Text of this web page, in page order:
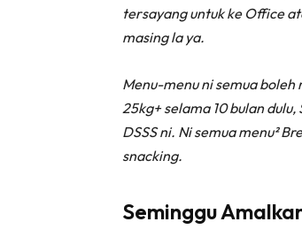
tersayang untuk ke Office
masing la ya.
Menu-menu ni semua boleh
25kg+ selama 10 bulan
DSSS ni. Ni semua menu²
snacking.
Seminggu